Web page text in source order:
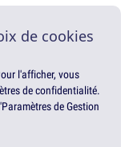
de cookies
l'afficher, vous
de confidentialité.
de Gestion